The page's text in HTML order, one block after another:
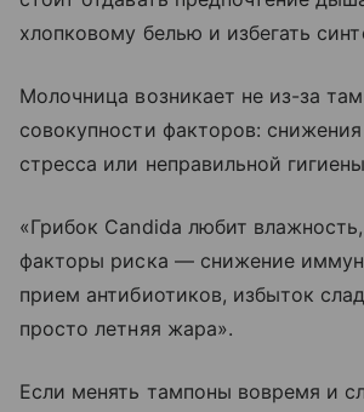
хлопковому белью и избегать
Молочница возникает не из-за
совокупности факторов:
стресса или неправильной
«Грибок Candida любит
факторы риска — снижение
прием антибиотиков, избыток
просто летняя жара».
Если менять тампоны вовремя и